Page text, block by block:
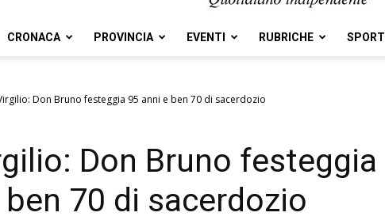
Voce
CRONACA PROVINCIA EVENTI RUBRICHE SPORT
Don Bruno festeggia 95 anni e ben 70 di sacerdozio
Don Bruno festeggia
70 di sacerdozio